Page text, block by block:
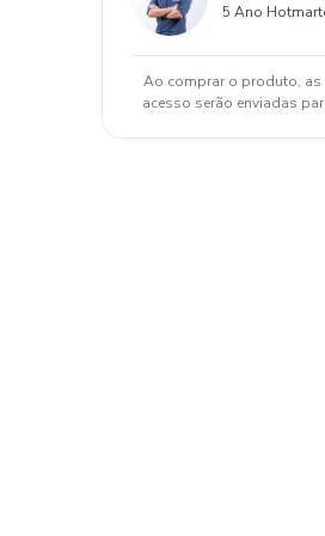
5 Ano
Ao comprar o produto, as
acesso serão enviadas